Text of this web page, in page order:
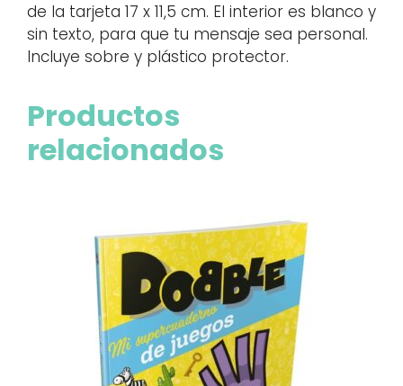
de la tarjeta 17 x 11,5 cm. El interior es blanco y
sin texto, para que tu mensaje sea personal.
Incluye sobre y plástico protector.
Productos
relacionados